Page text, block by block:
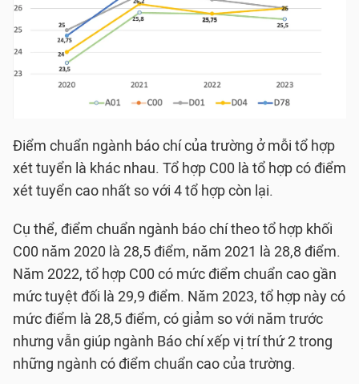
Điểm chuẩn ngành báo chí của trường ở mỗi tổ hợp
xét tuyển là khác nhau. Tổ hợp C00 là tổ hợp có điểm
xét tuyển cao nhất so với 4 tổ hợp còn lại.
Cụ thể, điểm chuẩn ngành báo chí theo tổ hợp khối
C00 năm 2020 là 28,5 điểm, năm 2021 là 28,8 điểm.
Năm 2022, tổ hợp C00 có mức điểm chuẩn cao gần
mức tuyệt đối là 29,9 điểm. Năm 2023, tổ hợp này có
mức điểm là 28,5 điểm, có giảm so với năm trước
nhưng vẫn giúp ngành Báo chí xếp vị trí thứ 2 trong
những ngành có điểm chuẩn cao của trường.